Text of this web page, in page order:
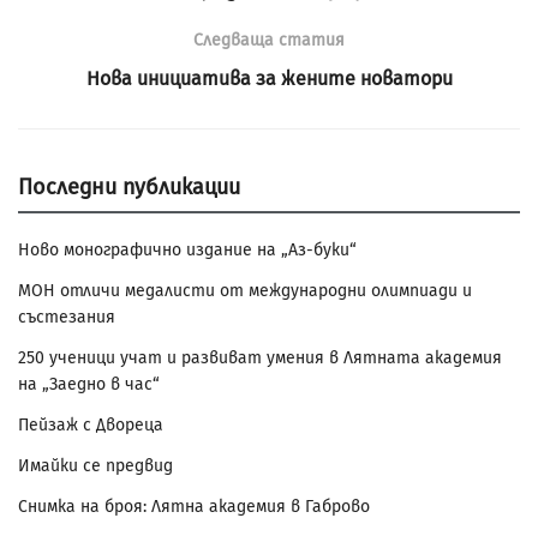
Следваща статия
Нова инициатива за жените новатори
Последни публикации
Ново монографично издание на „Аз-буки“
МОН отличи медалисти от международни олимпиади и
състезания
250 ученици учат и развиват умения в Лятната академия
на „Заедно в час“
Пейзаж с Двореца
Имайки се предвид
Снимка на броя: Лятна академия в Габрово